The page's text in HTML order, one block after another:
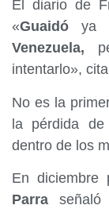
El diario de
«Guaidó ya
Venezuela,
intentarlo», cita
No es la
la pérdida de
dentro de los
En diciembre
Parra